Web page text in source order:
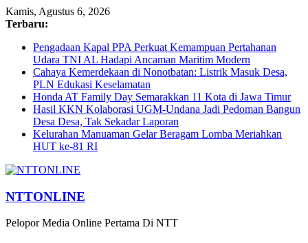
Kamis, Agustus 6, 2026
Terbaru:
Pengadaan Kapal PPA Perkuat Kemampuan Pertahanan
Udara TNI AL Hadapi Ancaman Maritim Modern
Cahaya Kemerdekaan di Nonotbatan: Listrik Masuk Desa,
PLN Edukasi Keselamatan
Honda AT Family Day Semarakkan 11 Kota di Jawa Timur
Hasil KKN Kolaborasi UGM-Undana Jadi Pedoman Bangun
Desa Desa, Tak Sekadar Laporan
Kelurahan Manuaman Gelar Beragam Lomba Meriahkan
HUT ke-81 RI
NTTONLINE
Pelopor Media Online Pertama Di NTT